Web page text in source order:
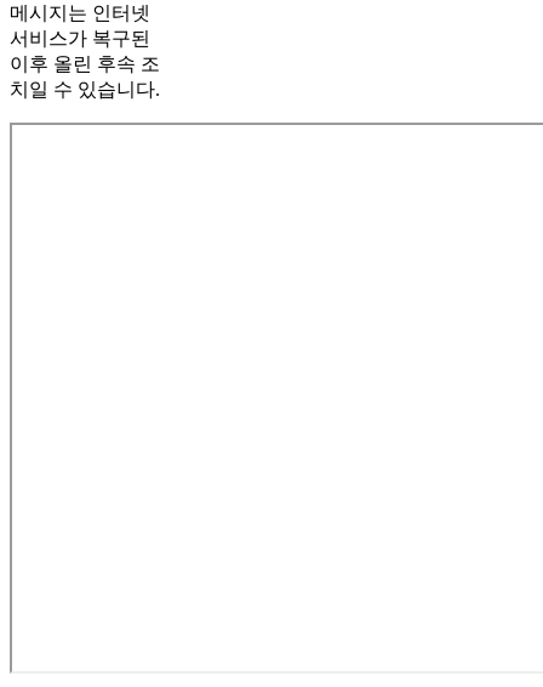
메시지는 인터넷
서비스가 복구된
이후 올린 후속 조
치일 수 있습니다.